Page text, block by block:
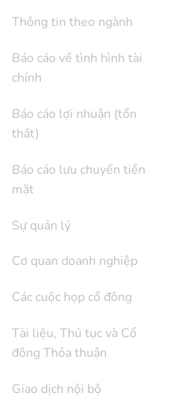
Thông tin theo ngành
Báo cáo về tình hình tài
chính
Báo cáo lợi nhuận (tổn
thất)
Báo cáo lưu chuyển tiền
mặt
Sự quản lý
Cơ quan doanh nghiệp
Các cuộc họp cổ đông
Tài liệu, Thủ tục và Cổ
đông Thỏa thuận
Giao dịch nội bộ